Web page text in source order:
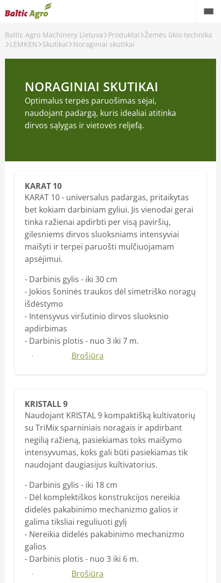
Baltic Agro Machinery Lietuva Produktai
Žemės ūkio technika
LEMKEN
Skutikai Noraginiai skutikai
NORAGINIAI SKUTIKAI
Optimalus terpės paruošimas sėjai,
naudojant padargą, kuris idealiai atitinka
dirvos sąlygas ir vietovės reljefą.
KARAT 10
KARAT 10 - universalus padargas, pritaikytas
bet kokiam darbiniam gyliui. Jis vienodai gerai
tinka ražienai apdirbti per visą paviršių,
gilesniems dirvos sluoksniams intensyviai
maišyti ir terpei paruošti mulčiuojamam
apsėjimui.
- Darbinis gylis - iki 30 cm
- Jokios šoninės traukos dėl simetriško noragų
išdėstymo
- Intensyvus viršutinio dirvos sluoksnio
apdirbimas
- Darbinis plotis - nuo 3 iki 7 m.
Daugiau
Brošiūra
KRISTALL 9
Naudojant KRISTAL 9 kompaktišką kultivatorių
su TriMix sparniniais noragais ir apdirbant
negilią ražieną, pasiekiamas toks maišymo
intensyvumas, koks gali būti pasiekiamas tik
naudojant daugiasijus kultivatorius.
- Darbinis gylis - iki 18 cm
- Dėl komplektiškos konstrukcijos nereikia
didelės pakabinimo mechanizmo galios ir
galima tiksliai reguliuoti gylį
- Nereikia didelės pakabinimo mechanizmo
galios
- Darbinis plotis - nuo 3 iki 6 m.
Daugiau
Brošiūra